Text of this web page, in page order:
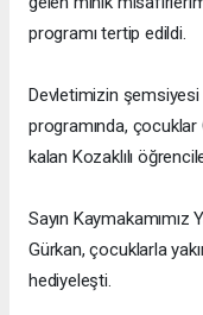
programı tertip edildi.
Devletimizin şemsiyesi
programında,
kalan Kozaklılı
Sayın
Gürkan, çocuklarla
hediyeleşti.